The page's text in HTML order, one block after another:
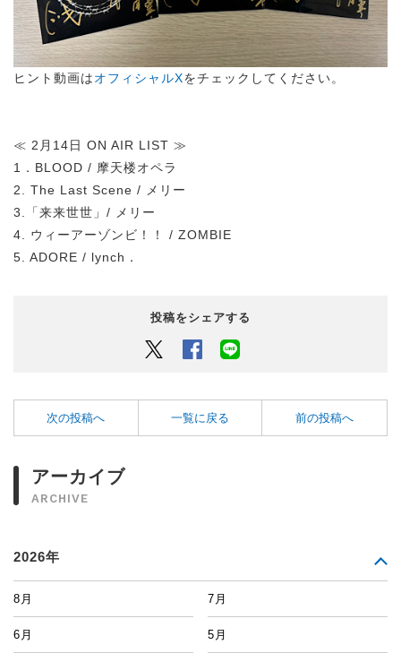
ヒント動画はオフィシャルXをチェックしてください。
≪ 2月14日 ON AIR LIST ≫
1．BLOOD / 摩天楼オペラ
2. The Last Scene / メリー
3.「来来世世」/ メリー
4. ウィーアーゾンビ！！ / ZOMBIE
5. ADORE / lynch．
投稿をシェアする
Twitter Facebook
次の投稿へ 一覧に戻る 前の投稿へ
アーカイブ
ARCHIVE
2026年
8月 7月
6月 5月